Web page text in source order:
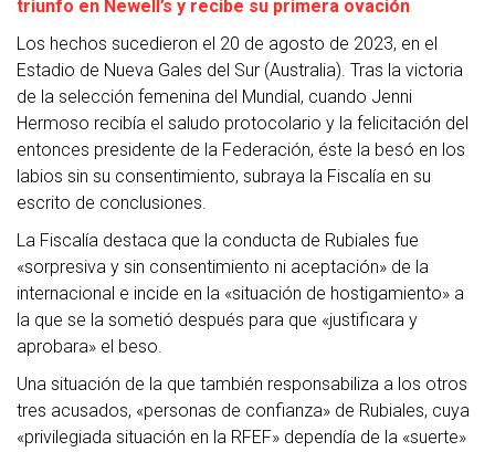
triunfo en Newell’s y recibe su primera ovación
Los hechos sucedieron el 20 de agosto de 2023, en el
Estadio de Nueva Gales del Sur (Australia). Tras la victoria
de la selección femenina del Mundial, cuando Jenni
Hermoso recibía el saludo protocolario y la felicitación del
entonces presidente de la Federación, éste la besó en los
labios sin su consentimiento, subraya la Fiscalía en su
escrito de conclusiones.
La Fiscalía destaca que la conducta de Rubiales fue
«sorpresiva y sin consentimiento ni aceptación» de la
internacional e incide en la «situación de hostigamiento» a
la que se la sometió después para que «justificara y
aprobara» el beso.
Una situación de la que también responsabiliza a los otros
tres acusados, «personas de confianza» de Rubiales, cuya
«privilegiada situación en la RFEF» dependía de la «suerte»